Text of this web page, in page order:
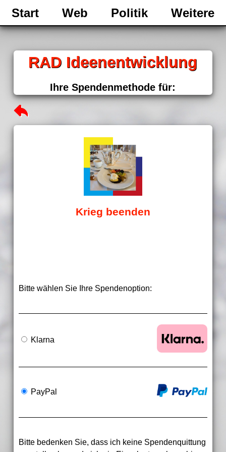
Start Web Politik Weitere
RAD Ideenentwicklung
Ihre Spendenmethode für:
Krieg beenden
Bitte wählen Sie Ihre Spendenoption:
Klarna
PayPal
Bitte bedenken Sie, dass ich keine Spendenquittung